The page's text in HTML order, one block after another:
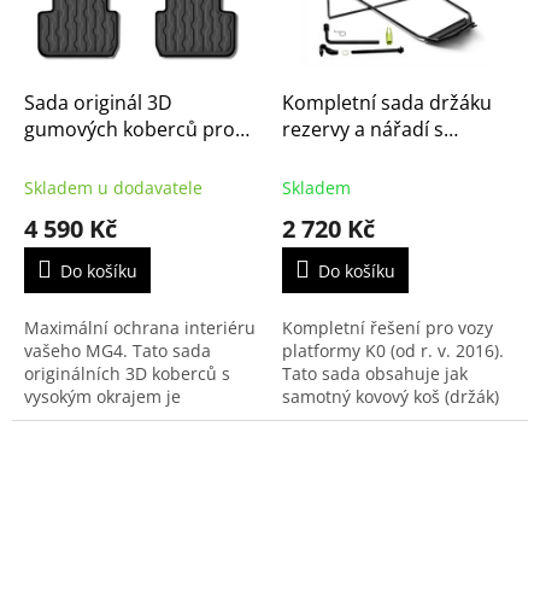
Sada originál 3D
gumových koberců pro
Skladem u dodavatele
4 590 Kč
Do košíku
Maximální ochrana interiéru
vašeho MG4. Tato sada
originálních 3D koberců s
vysokým okrajem je
vyrobena přesně podle
Kompletní sada držáku
rezervy a nářadí s
Spacetourer, Jumpy,
(1677686780)
Skladem
2 720 Kč
Do košíku
Kompletní řešení pro vozy
platformy K0 (od r. v. 2016).
Tato sada obsahuje jak
samotný kovový koš (držák)
rezervního kola pod auto,